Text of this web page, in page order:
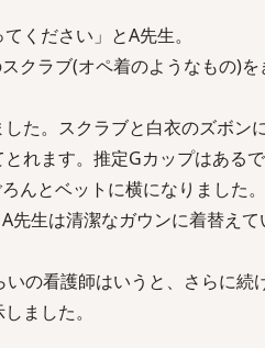
ください」とA先生。
クラブ(オペ着のようなもの)
た。スクラブと白衣のズボン
れます。推定Gカップはある
んとベットに横になりました
生は清潔なガウンに着替えて
いの看護師はいうと、さらに続
ました。